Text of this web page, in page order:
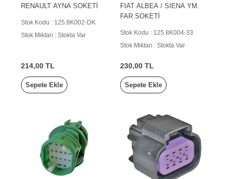
RENAULT AYNA SOKETİ
Stok Kodu : 125.8K002-DK
Stok Miktarı : Stokta Var
214,00 TL
Sepete Ekle
FIAT ALBEA / SIENA YM.
FAR SOKETİ
Stok Kodu : 125.8K004-33
Stok Miktarı : Stokta Var
230,00 TL
Sepete Ekle